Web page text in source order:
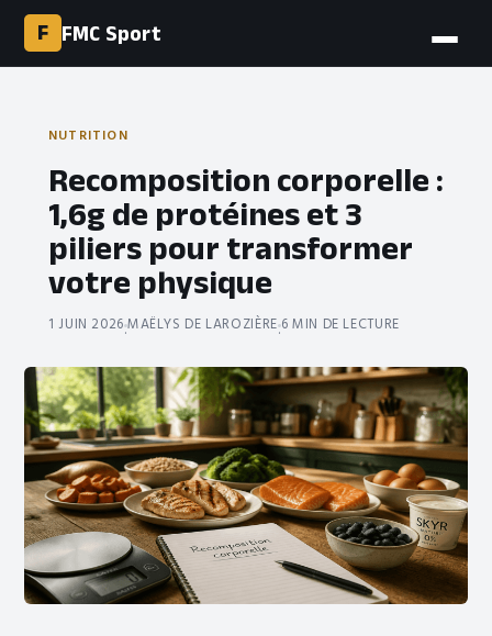
F FMC Sport
NUTRITION
Recomposition corporelle :
1,6g de protéines et 3
piliers pour transformer
votre physique
1 JUIN 2026·MAËLYS DE LAROZIÈRE·6 MIN DE LECTURE